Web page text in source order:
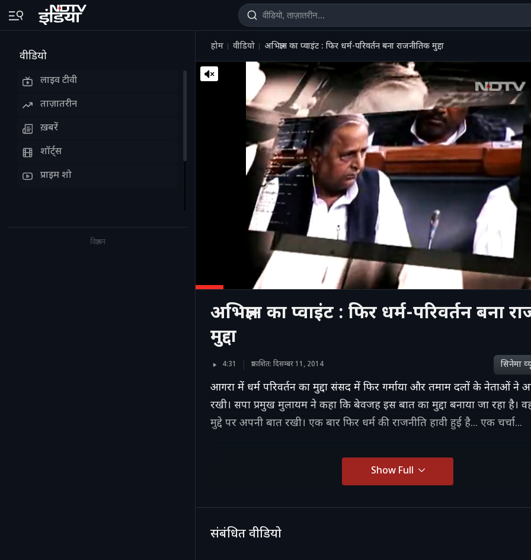
वीडियो
लाइव टीवी
ताज़ातरीन
ख़बरें
शॉर्ट्स
प्राइम शो
विज्ञापन
होम वीडियो अभिज्ञान का प्वाइंट : फिर धर्म-परिवर्तन बना राजनीतिक मुद्दा
अभिज्ञान का प्वाइंट : फिर धर्म-परिवर्तन बना
मुद्दा
4:31 प्रकाशित: दिसम्बर 11, 2014 सिनेमा
आगरा में धर्म परिवर्तन का मुद्दा संसद में फिर गर्माया और तमाम दलों के नेताओं ने
रखी। सपा प्रमुख मुलायम ने कहा कि बेवजह इस बात का मुद्दा बनाया जा रहा है।
मुद्दे पर अपनी बात रखी। एक बार फिर धर्म की राजनीति हावी हुई है... एक चर्चा...
Show Full
संबंधित वीडियो